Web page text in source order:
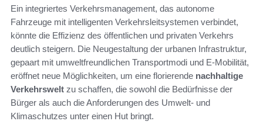
Ein integriertes Verkehrsmanagement, das autonome
Fahrzeuge mit intelligenten Verkehrsleitsystemen verbindet,
könnte die Effizienz des öffentlichen und privaten Verkehrs
deutlich steigern. Die Neugestaltung der urbanen Infrastruktur,
gepaart mit umweltfreundlichen Transportmodi und E-Mobilität,
eröffnet neue Möglichkeiten, um eine florierende nachhaltige
Verkehrswelt zu schaffen, die sowohl die Bedürfnisse der
Bürger als auch die Anforderungen des Umwelt- und
Klimaschutzes unter einen Hut bringt.